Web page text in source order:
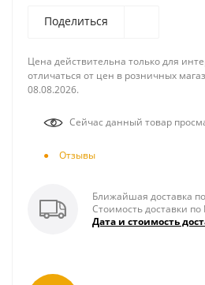
Поделиться
Цена действительна только для
отличаться от цен в розничных
08.08.2026.
Сейчас данный товар
Отзывы
Ближайшая доставка
Стоимость доставки по
Дата и стоимость